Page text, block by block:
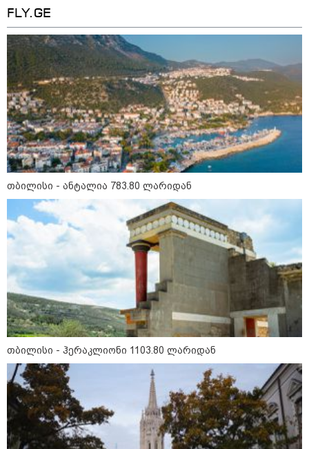
თბილისი - ანტალია 783.80
ლარიდან
თბილისი - ჰერაკლიონი 1103.80
ლარიდან
თბილისი - ბუდაპეშტი 1421.00
ლარიდან
თბილისი - რომი 1365.70 ლარიდან
FLY.GE
თბილისი - ანტალია 783.80 ლარიდან
თბილისი - ჰერაკლიონი 1103.80 ლარიდან